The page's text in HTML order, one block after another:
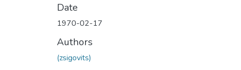
Date
1970-02-17
Authors
(zsigovits)